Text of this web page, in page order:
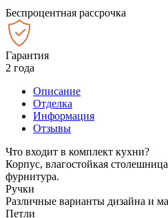
Беспроцентная рассрочка
Гарантия
2 года
Описание
Отделка
Информация
Отзывы
Что входит в комплект кухни?
Корпус, влагостойкая
фурнитура.
Ручки
Различные варианты дизайна и
Петли